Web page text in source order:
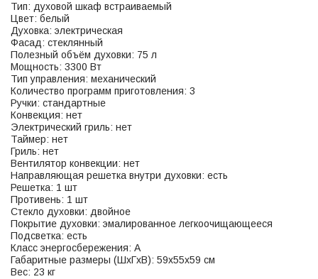
Тип: духовой шкаф встраиваемый
Цвет: белый
Духовка: электрическая
Фасад: стеклянный
Полезный объём духовки: 75 л
Мощность: 3300 Вт
Тип управления: механический
Количество программ приготовления: 3
Ручки: стандартные
Конвекция: нет
Электрический гриль: нет
Таймер: нет
Гриль: нет
Вентилятор конвекции: нет
Направляющая решетка внутри духовки: есть
Решетка: 1 шт
Противень: 1 шт
Стекло духовки: двойное
Покрытие духовки: эмалированное легкоочищающееся
Подсветка: есть
Класс энергосбережения: А
Габаритные размеры (ШхГхВ): 59х55х59 см
Вес: 23 кг